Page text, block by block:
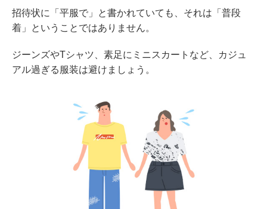
招待状に「平服で」と書かれていても、それは「普段
着」ということではありません。
ジーンズやTシャツ、素足にミニスカートなど、カジュ
アル過ぎる服装は避けましょう。